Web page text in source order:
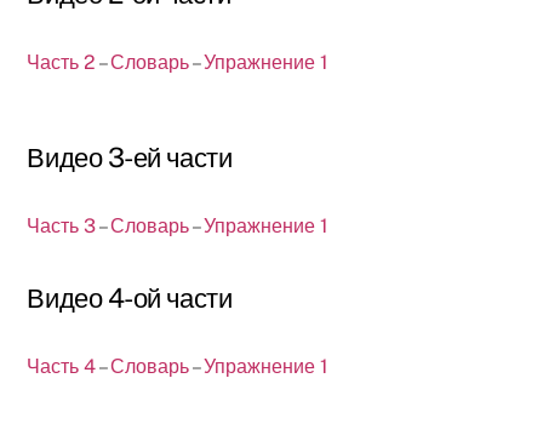
Часть 2 –Словарь–Упражнение 1
Видео 3-ей части
Часть 3–Словарь–Упражнение 1
Видео 4-ой части
Часть 4–Словарь–Упражнение 1